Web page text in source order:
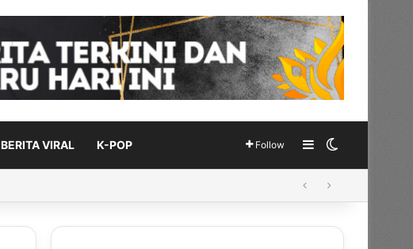
BERITA VIRAL K-POP Follow Sidebar